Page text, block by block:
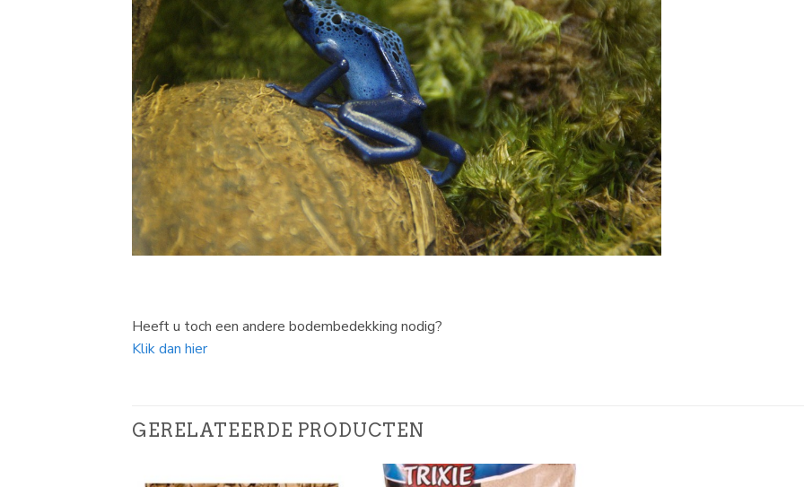
Heeft u toch een andere bodembedekking nodig?
Klik dan hier
GERELATEERDE PRODUCTEN